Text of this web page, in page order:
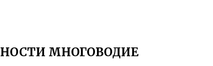
МНОГОВОДИЕ